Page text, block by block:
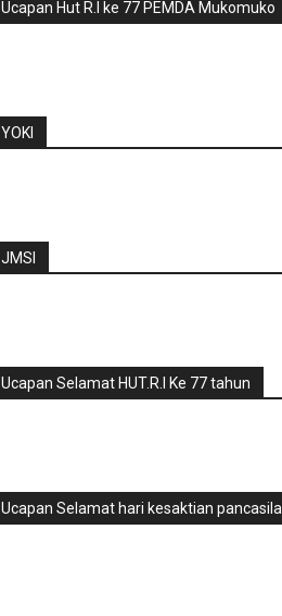
Ucapan Hut R.I ke 77 PEMDA Mukomuko
YOKI
JMSI
Ucapan Selamat HUT.R.I Ke 77 tahun
Ucapan Selamat hari kesaktian pancasila